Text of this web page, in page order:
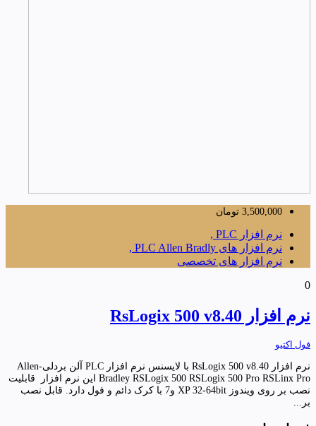
3,500,000 تومان
نرم افزار PLC ,
نرم افزار های PLC Allen Bradly ,
نرم افزار های تخصصی
0
نرم افزار RsLogix 500 v8.40
فول اکتیو
نرم افزار RsLogix 500 v8.40 با لایسنس نرم افزار PLC آلن بردلی-Allen
Bradley RSLogix 500 RSLogix 500 Pro RSLinx Pro این نرم افزار قابلیت
نصب بر روی ویندوز XP 32-64bit و7 با کرک دائم و فول دارد. قابل نصب
بر...